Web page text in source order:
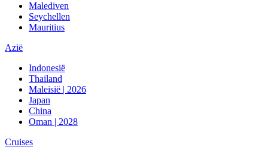
Malediven
Seychellen
Mauritius
Azië
Indonesië
Thailand
Maleisië | 2026
Japan
China
Oman | 2028
Cruises